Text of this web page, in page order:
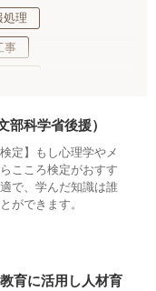
処理
事
調理・衛生・飲食
ネス
部科学省後援）
定】もし心理学やメ
こころ検定がおすす
で、学んだ知識は誰
ができます。
育に活用し人材育